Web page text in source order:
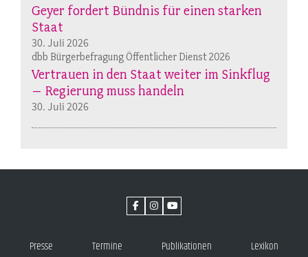
Geyer fordert Bündnis für einen starken
Staat
30. Juli 2026
dbb Bürgerbefragung Öffentlicher Dienst 2026
Vertrauen in den Staat weiter im Sinkflug
– Regierung muss handeln
30. Juli 2026
Presse Termine Publikationen Lexikon